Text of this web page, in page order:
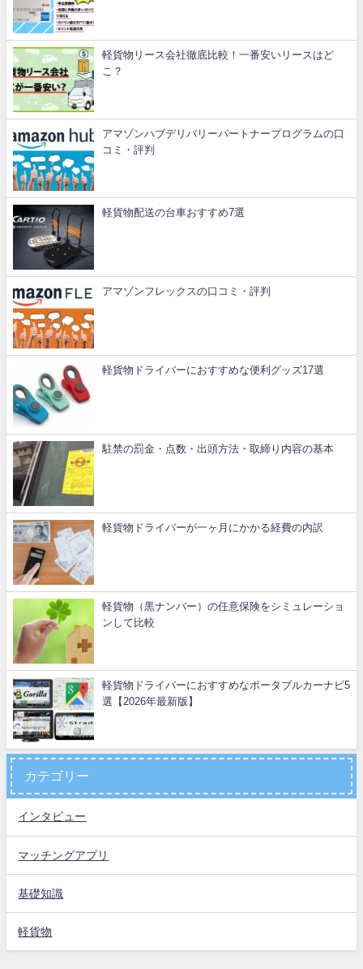
軽貨物リース会社徹底比較！一番安いリースはど
こ？
アマゾンハブデリバリーパートナープログラムの口
コミ・評判
軽貨物配送の台車おすすめ7選
アマゾンフレックスの口コミ・評判
軽貨物ドライバーにおすすめな便利グッズ17選
駐禁の罰金・点数・出頭方法・取締り内容の基本
軽貨物ドライバーが一ヶ月にかかる経費の内訳
軽貨物（黒ナンバー）の任意保険をシミュレーショ
ンして比較
軽貨物ドライバーにおすすめなポータブルカーナビ5
選【2026年最新版】
カテゴリー
インタビュー
マッチングアプリ
基礎知識
軽貨物